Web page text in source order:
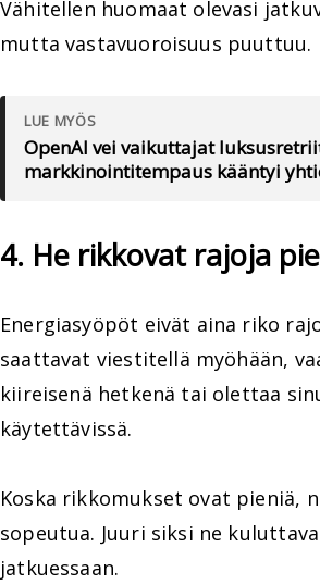
Vähitellen huomaat olevasi
mutta vastavuoroisuus puuttuu.
LUE MYÖS
OpenAI vei vaikuttajat
markkinointitempaus kääntyi
4. He rikkovat rajoja
Energiasyöpöt eivät aina riko
saattavat viestitellä myöhään,
kiireisenä hetkenä tai olettaa
käytettävissä.
Koska rikkomukset ovat pieniä,
sopeutua. Juuri siksi ne
jatkuessaan.